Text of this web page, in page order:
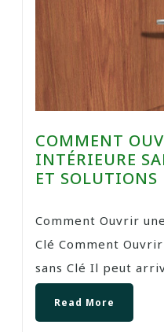
COMMENT
INTÉRIEURE
ET SOLUTIONS
Comment Ouvrir
Clé Comment
sans Clé Il peut
Read More